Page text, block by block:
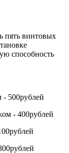
пять винтовых
способность
- 500рублей
- 400рублей